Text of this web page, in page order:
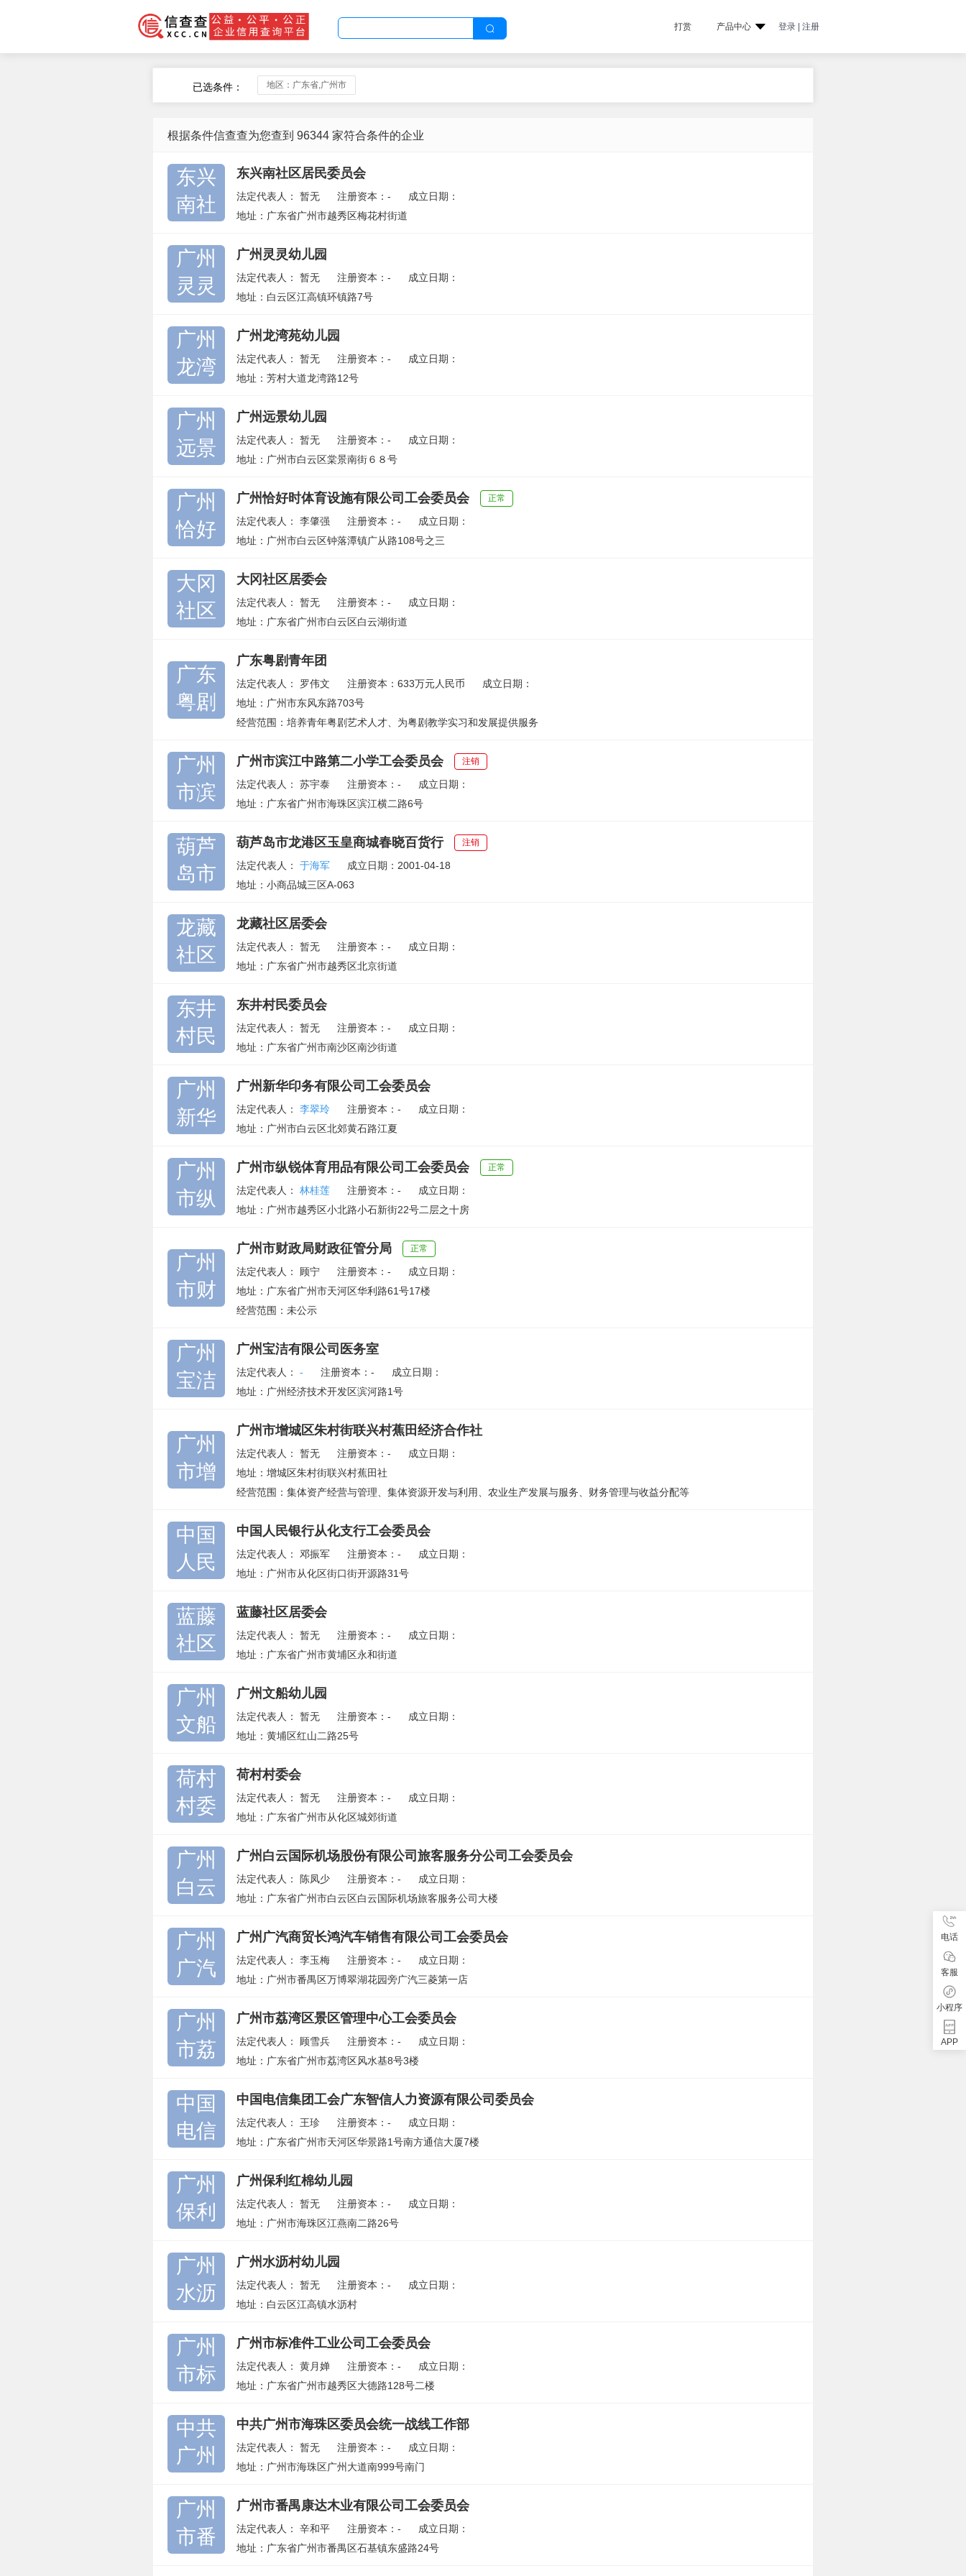
打赏 产品中心 登录 | 注册
已选条件： 地区：广东省,广州市
根据条件信查查为您查到 96344 家符合条件的企业
东兴
南社
东兴南社区居民委员会
法定代表人：暂无 注册资本：-
成立日期：
地址：广东省广州市越秀区梅花村街道
广州
灵灵
广州灵灵幼儿园
法定代表人：暂无 注册资本：-
成立日期：
地址：白云区江高镇环镇路7号
广州
龙湾
广州龙湾苑幼儿园
法定代表人：暂无 注册资本：-
成立日期：
地址：芳村大道龙湾路12号
广州
远景
广州远景幼儿园
法定代表人：暂无 注册资本：-
成立日期：
地址：广州市白云区棠景南街６８号
广州
恰好
广州恰好时体育设施有限公司工会委员会 正常
法定代表人：李肇强 注册资本：-
成立日期：
地址：广州市白云区钟落潭镇广从路108号之三
大冈
社区
大冈社区居委会
法定代表人：暂无 注册资本：-
成立日期：
地址：广东省广州市白云区白云湖街道
广东
粤剧
广东粤剧青年团
法定代表人： 罗伟文 注册资本：633万元人民币
成立日期：
地址：广州市东风东路703号
经营范围：培养青年粤剧艺术人才、为粤剧教学实习和发展提供服务
广州
市滨
广州市滨江中路第二小学工会委员会 注销
法定代表人：苏宇泰 注册资本：-
成立日期：
地址：广东省广州市海珠区滨江横二路6号
葫芦
岛市
葫芦岛市龙港区玉皇商城春晓百货行 注销
法定代表人：于海军
成立日期：2001-04-18
地址：小商品城三区A-063
龙藏
社区
龙藏社区居委会
法定代表人：暂无 注册资本：-
成立日期：
地址：广东省广州市越秀区北京街道
东井
村民
东井村民委员会
法定代表人：暂无 注册资本：-
成立日期：
地址：广东省广州市南沙区南沙街道
广州
新华
广州新华印务有限公司工会委员会
法定代表人：李翠玲 注册资本：-
成立日期：
地址：广州市白云区北郊黄石路江夏
广州
市纵
广州市纵锐体育用品有限公司工会委员会 正常
法定代表人：林桂莲 注册资本：-
成立日期：
地址：广州市越秀区小北路小石新街22号二层之十房
广州
市财
广州市财政局财政征管分局 正常
法定代表人： 顾宁 注册资本：-
成立日期：
地址：广东省广州市天河区华利路61号17楼
经营范围：未公示
广州
宝洁
广州宝洁有限公司医务室
法定代表人：- 注册资本：-
成立日期：
地址：广州经济技术开发区滨河路1号
广州
市增
广州市增城区朱村街联兴村蕉田经济合作社
法定代表人：暂无 注册资本：-
成立日期：
地址：增城区朱村街联兴村蕉田社
经营范围：集体资产经营与管理、集体资源开发与利用、农业生产发展与服务、财务管理与收益分配等
中国
人民
中国人民银行从化支行工会委员会
法定代表人：邓振军 注册资本：-
成立日期：
地址：广州市从化区街口街开源路31号
蓝藤
社区
蓝藤社区居委会
法定代表人：暂无 注册资本：-
成立日期：
地址：广东省广州市黄埔区永和街道
广州
文船
广州文船幼儿园
法定代表人：暂无 注册资本：-
成立日期：
地址：黄埔区红山二路25号
荷村
村委
荷村村委会
法定代表人：暂无 注册资本：-
成立日期：
地址：广东省广州市从化区城郊街道
广州
白云
广州白云国际机场股份有限公司旅客服务分公司工会委员会
法定代表人： 陈凤少 注册资本：-
成立日期：
地址：广东省广州市白云区白云国际机场旅客服务公司大楼
广州
广汽
广州广汽商贸长鸿汽车销售有限公司工会委员会
法定代表人：李玉梅 注册资本：-
成立日期：
地址：广州市番禺区万博翠湖花园旁广汽三菱第一店
广州
市荔
广州市荔湾区景区管理中心工会委员会
法定代表人： 顾雪兵 注册资本：-
成立日期：
地址：广东省广州市荔湾区风水基8号3楼
中国
电信
中国电信集团工会广东智信人力资源有限公司委员会
法定代表人： 王珍 注册资本：-
成立日期：
地址：广东省广州市天河区华景路1号南方通信大厦7楼
广州
保利
广州保利红棉幼儿园
法定代表人：暂无 注册资本：-
成立日期：
地址：广州市海珠区江燕南二路26号
广州
水沥
广州水沥村幼儿园
法定代表人：暂无 注册资本：-
成立日期：
地址：白云区江高镇水沥村
广州
市标
广州市标准件工业公司工会委员会
法定代表人：黄月婵 注册资本：-
成立日期：
地址：广东省广州市越秀区大德路128号二楼
中共
广州
中共广州市海珠区委员会统一战线工作部
法定代表人：暂无 注册资本：-
成立日期：
地址：广州市海珠区广州大道南999号南门
广州
市番
广州市番禺康达木业有限公司工会委员会
法定代表人：辛和平 注册资本：-
成立日期：
地址：广东省广州市番禺区石基镇东盛路24号
电话
客服
小程序
APP